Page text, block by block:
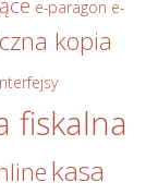
e-paragon e-
kopia
fiskalna
kasa